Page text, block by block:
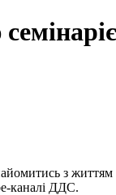
з
каналі ДДС.